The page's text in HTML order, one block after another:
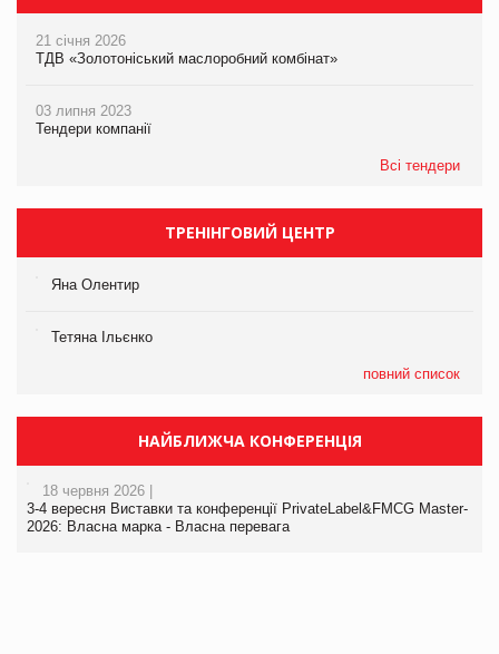
21 січня 2026
ТДВ «Золотоніський маслоробний комбінат»
03 липня 2023
Тендери компанії
Всі тендери
ТРЕНІНГОВИЙ ЦЕНТР
Яна Олентир
Тетяна Ільєнко
повний список
НАЙБЛИЖЧА КОНФЕРЕНЦІЯ
18 червня 2026 |
3-4 вересня Виставки та конференції PrivateLabel&FMCG Master-
2026: Власна марка - Власна перевага